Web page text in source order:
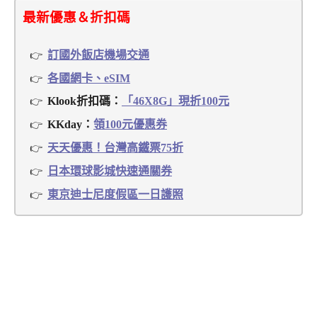
最新優惠＆折扣碼
訂國外飯店機場交通
各國網卡、eSIM
Klook折扣碼：
「46X8G」現折100元
KKday： 領100元優惠券
天天優惠！台灣高鐵票75折
日本環球影城快速通關券
東京迪士尼度假區一日護照